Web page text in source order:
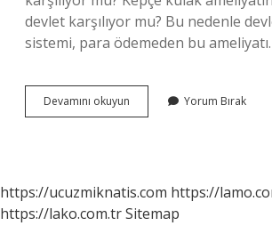
devlet karşılıyor mu? Bu nedenle
sistemi, para ödemeden bu
Devamını okuyun
Estetik
Yorum Bırak
https://ucuzmiknatis.com https://
https://lako.com.trSitemap